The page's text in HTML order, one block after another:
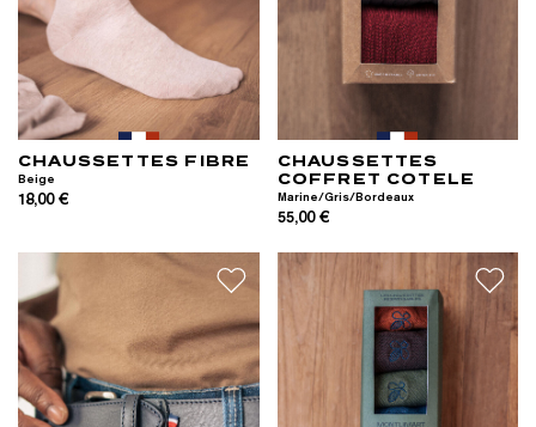
CHAUSSETTES FIBRE
Beige
18,00 €
CHAUSSETTES
COFFRET COTELE
Marine/Gris/Bordeaux
55,00 €